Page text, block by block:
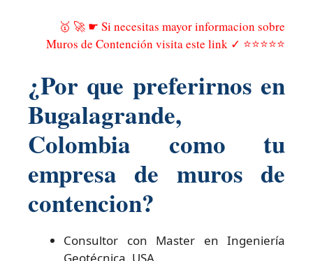
🥇 🚀 ☛ Si necesitas mayor informacion sobre
Muros de Contención visita este link ✓ ⭐⭐⭐⭐⭐
¿Por que preferirnos en
Bugalagrande,
Colombia como tu
empresa de muros de
contencion?
Consultor con Master en Ingeniería
Geotécnica, USA.